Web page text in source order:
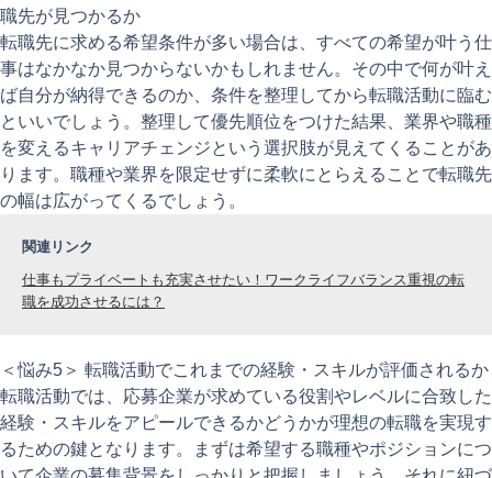
職先が見つかるか
転職先に求める希望条件が多い場合は、すべての希望が叶う仕
事はなかなか見つからないかもしれません。その中で何が叶え
ば自分が納得できるのか、条件を整理してから転職活動に臨む
といいでしょう。整理して優先順位をつけた結果、業界や職種
を変えるキャリアチェンジという選択肢が見えてくることがあ
ります。職種や業界を限定せずに柔軟にとらえることで転職先
の幅は広がってくるでしょう。
関連リンク
仕事もプライベートも充実させたい！ワークライフバランス重視の転
職を成功させるには？
＜悩み5＞ 転職活動でこれまでの経験・スキルが評価されるか
転職活動では、応募企業が求めている役割やレベルに合致した
経験・スキルをアピールできるかどうかが理想の転職を実現す
るための鍵となります。まずは希望する職種やポジションにつ